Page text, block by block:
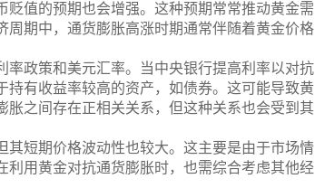
值的预期也会增强。这种预期常常推动黄金需
期中，通货膨胀高涨时期通常伴随着黄金价格
政策和美元汇率。当中央银行提高利率以对抗
有收益率较高的资产，如债券。这可能导致黄
之间存在正相关关系，但这种关系也会受到其
短期价格波动性也较大。这主要是由于市场情
用黄金对抗通货膨胀时，也需综合考虑其他经